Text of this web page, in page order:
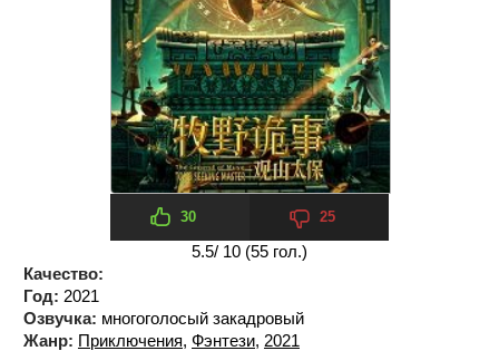
30 25
5.5/ 10 (55 гол.)
Качество:
Год: 2021
Озвучка: многоголосый закадровый
Жанр: Приключения, Фэнтези, 2021